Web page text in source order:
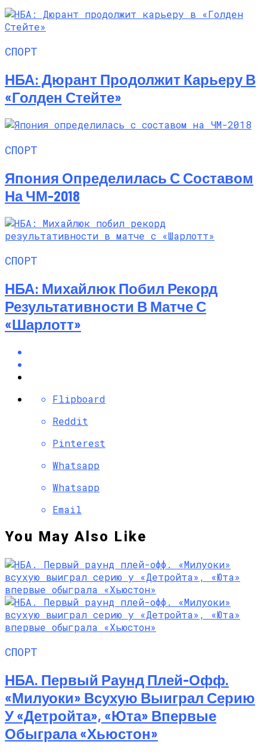
СПОРТ
НБА: Дюрант Продолжит Карьеру В
«Голден Стейте»
СПОРТ
Япония Определилась С Составом
На ЧМ-2018
СПОРТ
НБА: Михайлюк Побил Рекорд
Результативности В Матче С
«Шарлотт»
Flipboard
Reddit
Pinterest
Whatsapp
Whatsapp
Email
You May Also Like
СПОРТ
НБА. Первый Раунд Плей-Офф.
«Милуоки» Всухую Выиграл Серию
У «Детройта», «Юта» Впервые
Обыграла «Хьюстон»